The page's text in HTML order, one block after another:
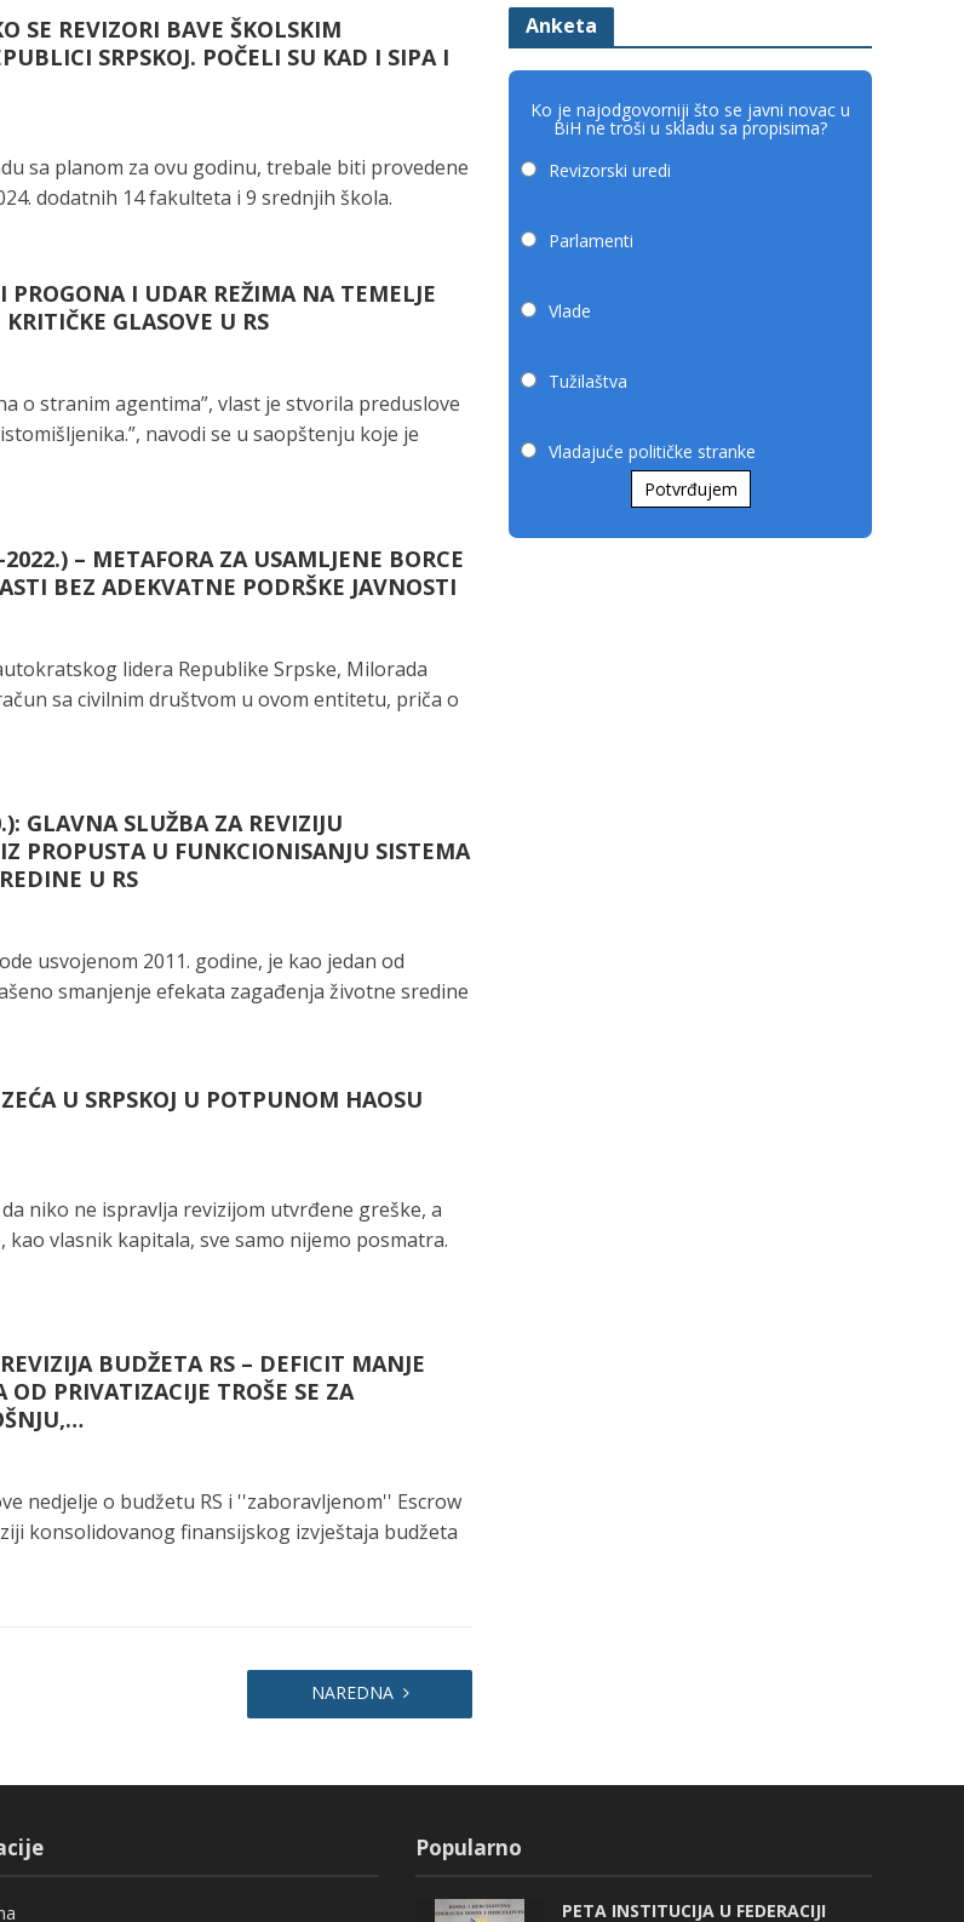
SE REVIZORI BAVE ŠKOLSKIM
SRPSKOJ. POČELI SU KAD I SIPA I
sa planom za ovu godinu, trebale biti provedene
dodatnih 14 fakulteta i 9 srednjih škola.
PROGONA I UDAR REŽIMA NA TEMELJE
GLASOVE U RS
o stranim agentima”, vlast je stvorila preduslove
navodi se u saopštenju koje je
– METAFORA ZA USAMLJENE BORCE
BEZ ADEKVATNE PODRŠKE JAVNOSTI
lidera Republike Srpske, Milorada
sa civilnim društvom u ovom entitetu, priča o
GLAVNA SLUŽBA ZA REVIZIJU
PROPUSTA U FUNKCIONISANJU SISTEMA
U RS
usvojenom 2011. godine, je kao jedan od
smanjenje efekata zagađenja životne sredine
U SRPSKOJ U POTPUNOM HAOSU
niko ne ispravlja revizijom utvrđene greške, a
kao vlasnik kapitala, sve samo nijemo posmatra.
BUDŽETA RS – DEFICIT MANJE
OD PRIVATIZACIJE TROŠE SE ZA
nedjelje o budžetu RS i ''zaboravljenom'' Escrow
konsolidovanog finansijskog izvještaja budžeta
NAREDNA
Anketa
Ko je najodgovorniji što se javni novac u
BiH ne troši u skladu sa propisima?
Revizorski uredi
Parlamenti
Vlade
Tužilaštva
Vladajuće političke stranke
Potvrđujem
Popularno
PETA INSTITUCIJA U FEDERACIJI